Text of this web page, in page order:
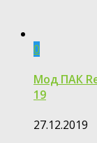
0
Мод ПАК
19
27.12.2019